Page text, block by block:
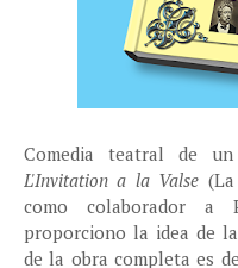
Comedia teatral de
L'Invitation a la Valse
como colaborador a
proporciono la idea de
de la obra completa es